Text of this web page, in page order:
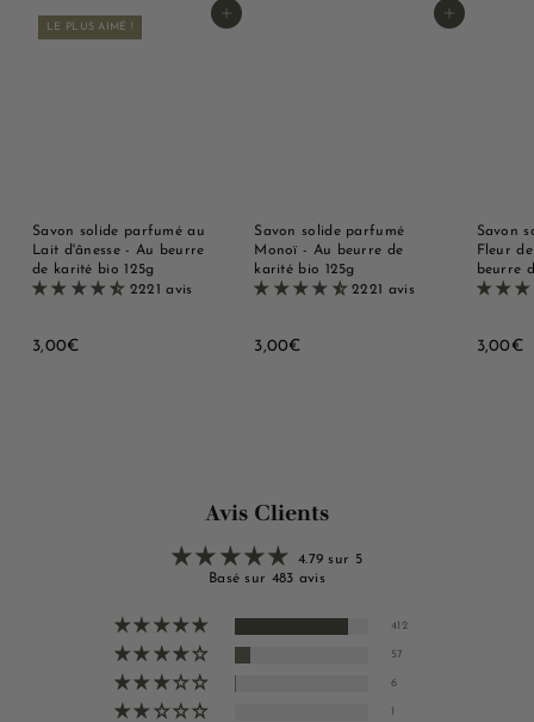
Ajouter au panier
LE PLUS AIMÉ !
Savon solide parfumé au
Lait d'ânesse - Au beurre
de karité bio 125g
2221 avis
3,00€3
Ajouter au panier
Savon solide parfumé
Monoï - Au beurre de
karité bio 125g
2221 avis
3,00€3
Savon
Fleur
beurre
3,00€3
Avis Clients
4.79 sur 5
Basé sur 483 avis
412
57
6